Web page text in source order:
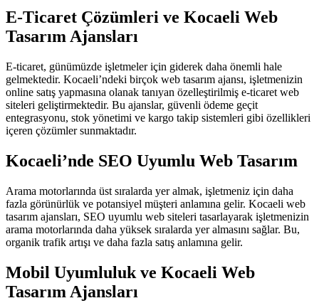
E-Ticaret Çözümleri ve Kocaeli Web
Tasarım Ajansları
E-ticaret, günümüzde işletmeler için giderek daha önemli hale
gelmektedir. Kocaeli’ndeki birçok web tasarım ajansı, işletmenizin
online satış yapmasına olanak tanıyan özelleştirilmiş e-ticaret web
siteleri geliştirmektedir. Bu ajanslar, güvenli ödeme geçit
entegrasyonu, stok yönetimi ve kargo takip sistemleri gibi özellikleri
içeren çözümler sunmaktadır.
Kocaeli’nde SEO Uyumlu Web Tasarım
Arama motorlarında üst sıralarda yer almak, işletmeniz için daha
fazla görünürlük ve potansiyel müşteri anlamına gelir. Kocaeli web
tasarım ajansları, SEO uyumlu web siteleri tasarlayarak işletmenizin
arama motorlarında daha yüksek sıralarda yer almasını sağlar. Bu,
organik trafik artışı ve daha fazla satış anlamına gelir.
Mobil Uyumluluk ve Kocaeli Web
Tasarım Ajansları